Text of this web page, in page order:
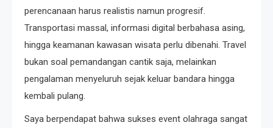
perencanaan harus realistis namun progresif.
Transportasi massal, informasi digital berbahasa asing,
hingga keamanan kawasan wisata perlu dibenahi. Travel
bukan soal pemandangan cantik saja, melainkan
pengalaman menyeluruh sejak keluar bandara hingga
kembali pulang.
Saya berpendapat bahwa sukses event olahraga sangat